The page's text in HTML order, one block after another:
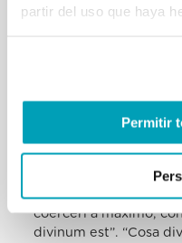
partir del uso que haya
Permitir